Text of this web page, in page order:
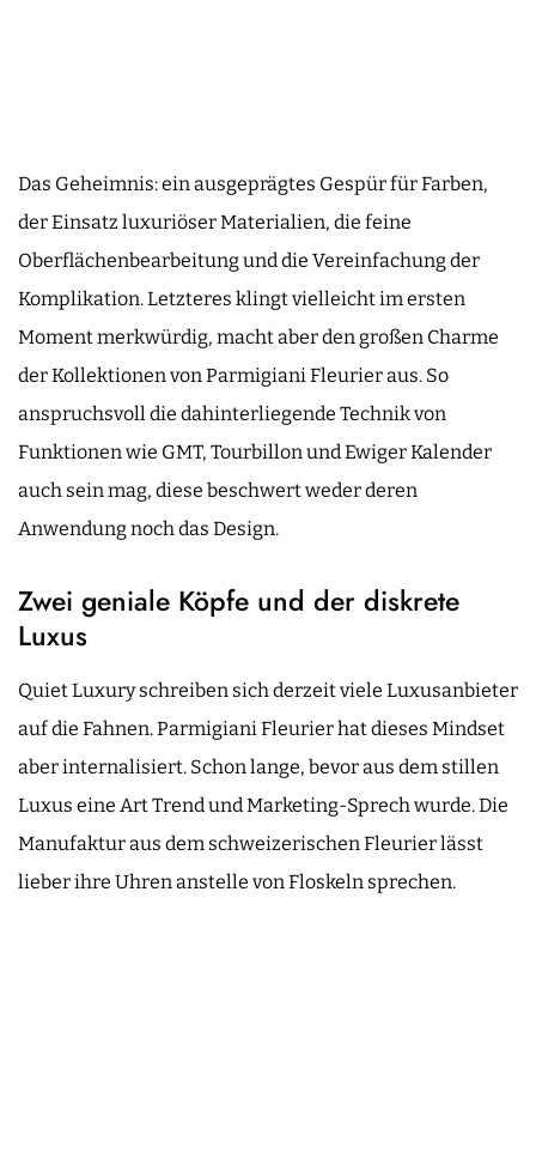
Das Geheimnis: ein ausgeprägtes Gespür für Farben,
der Einsatz luxuriöser Materialien, die feine
Oberflächenbearbeitung und die Vereinfachung der
Komplikation. Letzteres klingt vielleicht im ersten
Moment merkwürdig, macht aber den großen Charme
der Kollektionen von Parmigiani Fleurier aus. So
anspruchsvoll die dahinterliegende Technik von
Funktionen wie GMT, Tourbillon und Ewiger Kalender
auch sein mag, diese beschwert weder deren
Anwendung noch das Design.
Zwei geniale Köpfe und der diskrete
Luxus
Quiet Luxury schreiben sich derzeit viele Luxusanbieter
auf die Fahnen. Parmigiani Fleurier hat dieses Mindset
aber internalisiert. Schon lange, bevor aus dem stillen
Luxus eine Art Trend und Marketing-Sprech wurde. Die
Manufaktur aus dem schweizerischen Fleurier lässt
lieber ihre Uhren anstelle von Floskeln sprechen.